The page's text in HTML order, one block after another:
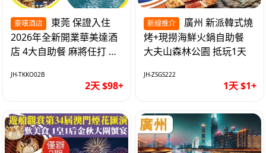
豪嘆酒店
2026年全新開業華美達酒
店 4大自助餐 麻將任打 抵
JH-TKKO02B
2天 $98+
新線推介
烤+現撈海鮮火鍋自助餐
大夫山森林公園 抵玩1天
JH-ZSGS222
1天 $1+